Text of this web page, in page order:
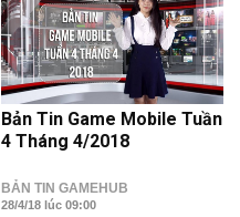
Bản Tin Game Mobile Tuần
4 Tháng 4/2018
BẢN TIN GAMEHUB
28/4/18 lúc 09:00